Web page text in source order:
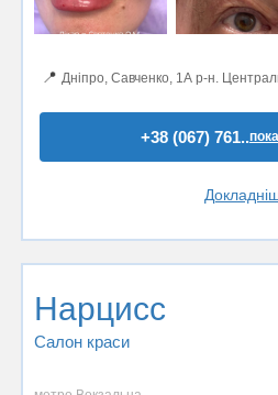
📍 Дніпро, Савченко, 1А р-н.
+38 (067) 761..
Нарцисс
Салон краси